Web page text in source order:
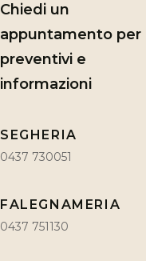
Chiedi un
appuntamento per
preventivi e
informazioni
SEGHERIA
0437 730051
FALEGNAMERIA
0437 751130